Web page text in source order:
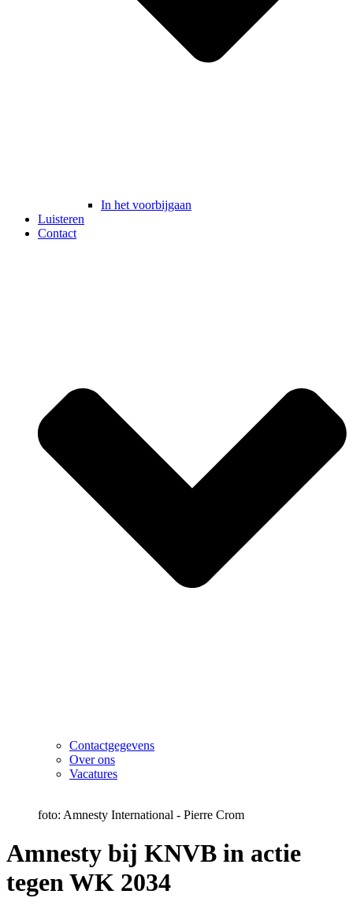
In het voorbijgaan
Luisteren
Contact
Contactgegevens
Over ons
Vacatures
foto: Amnesty International - Pierre Crom
Amnesty bij KNVB in actie
tegen WK 2034